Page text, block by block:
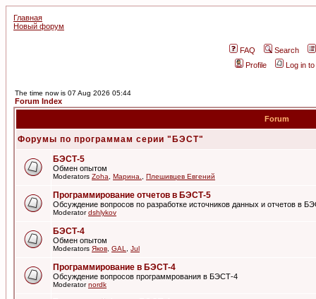
Главная
Новый форум
FAQ
Search
Profile
Log in
The time now is 07 Aug 2026 05:44
Forum Index
Forum
Форумы по программам серии "БЭСТ"
БЭСТ-5
Обмен опытом
Moderators Zoha Марина. Плешивцев Евгений
Программирование отчетов в БЭСТ-5
Обсуждение вопросов по разработке источников данных и отчетов в
Moderatordshlykov
БЭСТ-4
Обмен опытом
Moderators Яков GAL Jul
Программирование в БЭСТ-4
Обсуждение вопросов программрования в БЭСТ-4
Moderatornordk